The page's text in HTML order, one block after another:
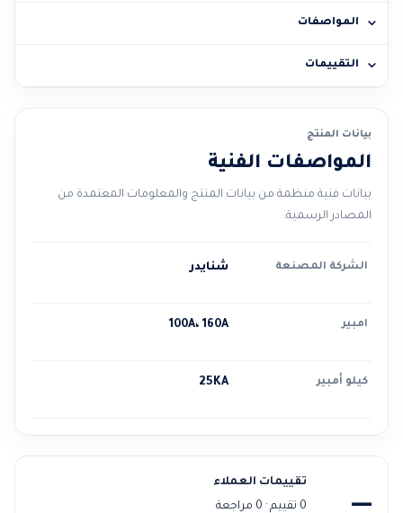
المواصفات
التقييمات
بيانات المنتج
المواصفات الفنية
بيانات فنية منظمة من بيانات المنتج والمعلومات المعتمدة من
المصادر الرسمية.
الشركة المصنعة شنايدر
امبير 100A، 160A
كيلو أمبير 25KA
تقييمات العملاء
0 تقييم · 0 مراجعة